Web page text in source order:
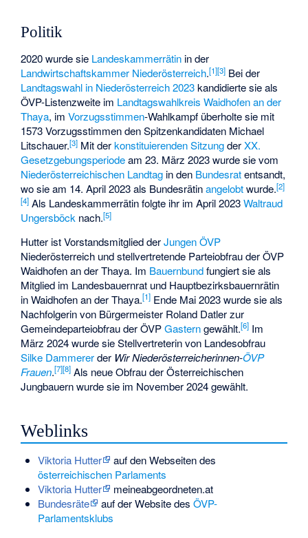
Politik
2020 wurde sie Landeskammerrätin in der
Landwirtschaftskammer Niederösterreich.[1][3] Bei der
Landtagswahl in Niederösterreich 2023kandidierte sie als
ÖVP-Listenzweite im Landtagswahlkreis Waidhofen an der
Thaya, imVorzugsstimmen-Wahlkampf überholte sie mit
1573 Vorzugsstimmen den Spitzenkandidaten Michael
Litschauer.[3] Mit derkonstituierenden SitzungderXX.
Gesetzgebungsperiodeam 23. März 2023 wurde sie vom
Niederösterreichischen Landtag in den Bundesratentsandt,
wo sie am 14. April 2023 als Bundesrätinangelobtwurde.[2]
[4] Als Landeskammerrätin folgte ihr im April 2023Waltraud
Ungersböck nach.[5]
Hutter ist Vorstandsmitglied derJungen ÖVP
Niederösterreich und stellvertretende Parteiobfrau der ÖVP
Waidhofen an der Thaya. Im Bauernbundfungiert sie als
Mitglied im Landesbauernrat und Hauptbezirksbauernrätin
in Waidhofen an der Thaya.[1] Ende Mai 2023 wurde sie als
Nachfolgerin von Bürgermeister Roland Datler zur
Gemeindeparteiobfrau der ÖVPGasterngewählt.[6] Im
März 2024 wurde sie Stellvertreterin von Landesobfrau
Silke Dammererder Wir Niederösterreicherinnen-ÖVP
Frauen.[7][8] Als neue Obfrau der Österreichischen
Jungbauern wurde sie im November 2024 gewählt.
Weblinks
Viktoria Hutter
auf den Webseiten des
österreichischen Parlaments
Viktoria Hutter
meineabgeordneten.at
Bundesräte
auf der Website des ÖVP-
Parlamentsklubs